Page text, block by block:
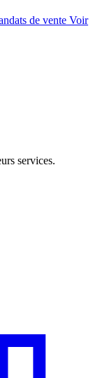
de vente Voir
services.